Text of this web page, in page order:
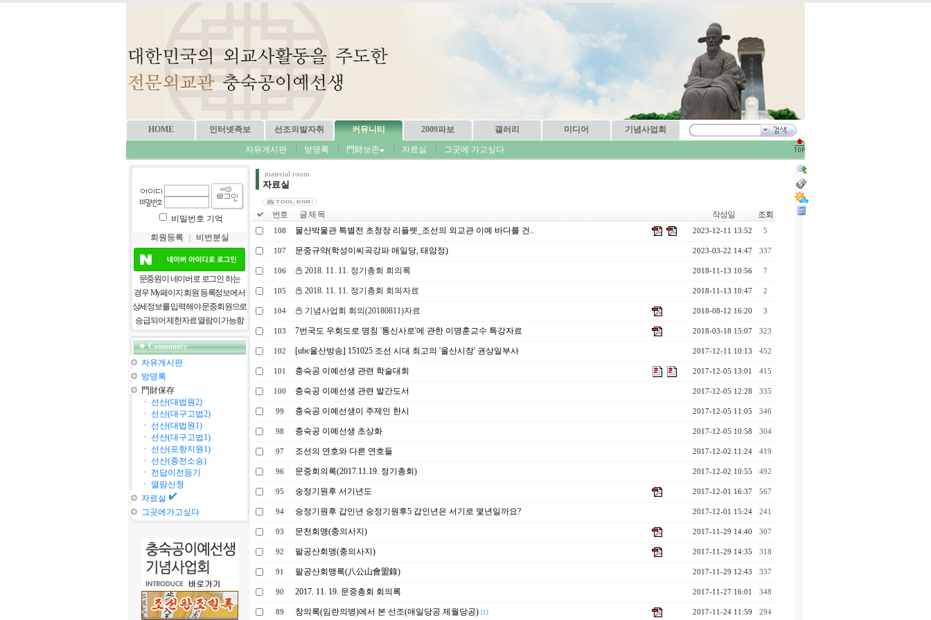
HOME 인터넷족보 선조의발자취 커뮤니티 2009파보 갤러리 미디어 기념사업회
자유게시판 방명록 門財보존 자료실 그곳에 가고싶다
비밀번호 기억
회원등록
비번분실
문중원이 네이버로 로그인 하는
경우 My페이지 회원 등록정보에서
상세정보를 입력해야 문중회원으로
승급되어 제한자료 열람이 가능함
Community
자유게시판
방명록
門財保存
ㆍ 선산(대법원2)
ㆍ 선산(대구고법2)
ㆍ 선산(대법원1)
ㆍ 선산(대구고법1)
ㆍ 선산(포항지원1)
ㆍ 선산(종전소송)
ㆍ
전답이전등기
ㆍ
열람신청
자료실
그곳에가고싶다
material room
자료실
번호 글 제 목 작성일 조회
108 물산박물관 특별전 초청장 리플렛_조선의 외교관 이예 바다를 건.. 2023-12-11 13:52 5
107 문중규약(학성이씨곡강파 애일당, 태암정) 2023-03-22 14:47 337
106 2018. 11. 11. 정기총회 회의록 2018-11-13 10:56 7
105 2018. 11. 11. 정기총회 회의자료 2018-11-13 10:47 2
104 기념사업회 회의(20180811)자료 2018-08-12 16:20 3
103 7번국도 우회도로 명칭 '통신사로'에 관한 이명훈교수 특강자료 2018-03-18 15:07 323
102 [ubc울산방송] 151025 조선 시대 최고의 '울산시장' 권상일부사 2017-12-11 10:13 452
101 충숙공 이예선생 관련 학술대회 2017-12-05 13:01 415
100 충숙공 이예선생 관련 발간도서 2017-12-05 12:28 335
99 충숙공 이예선생이 주제인 한시 2017-12-05 11:05 346
98 충숙공 이예선생 초상화 2017-12-05 10:58 304
97 조선의 연호와 다른 연호들 2017-12-02 11:24 419
96 문중회의록(2017.11.19. 정기총회) 2017-12-02 10:55 492
95 숭정기원후 서기년도 2017-12-01 16:37 567
94 숭정기원후 갑인년 숭정기원후5 갑인년은 서기로 몇년일까요? 2017-12-01 15:24 241
93 문천회맹(충의사지) 2017-11-29 14:40 307
92 팔공산회맹(충의사지) 2017-11-29 14:35 318
91 팔공산회맹록(八公山會盟錄) 2017-11-29 12:43 337
90 2017. 11. 19. 문중총회 회의록 2017-11-27 16:01 348
89 창의록(임란의병)에서 본 선조(애일당공 제월당공) [1] 2017-11-24 11:59 294